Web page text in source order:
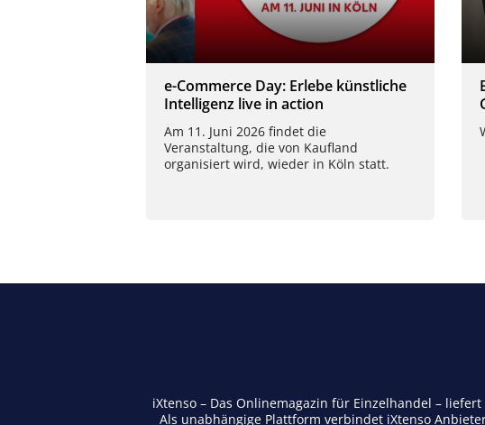
e-Commerce Day: Erlebe künstliche
Intelligenz live in action
Am 11. Juni 2026 findet die
Veranstaltung, die von Kaufland
organisiert wird, wieder in Köln statt.
iXtenso – Das Onlinemagazin für Einzelhandel –
Als unabhängige Plattform verbindet iXtenso